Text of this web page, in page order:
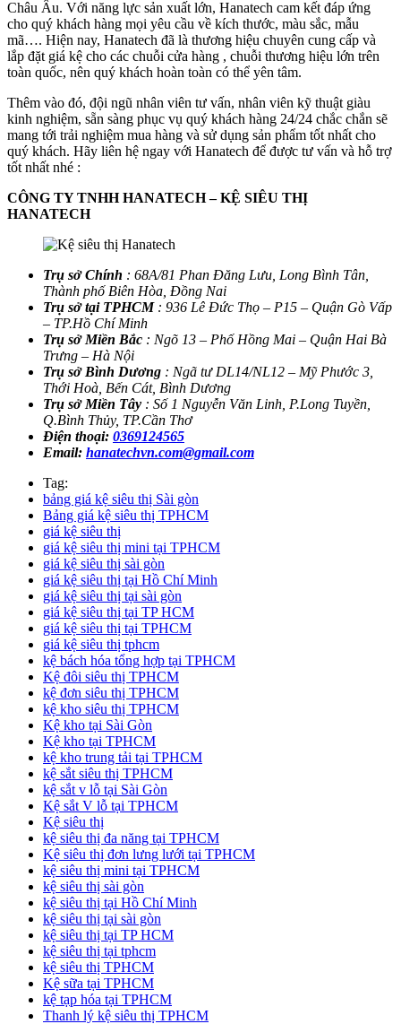
Châu Âu. Với năng lực sản xuất lớn, Hanatech cam kết đáp ứng
cho quý khách hàng mọi yêu cầu về kích thước, màu sắc, mẫu
mã…. Hiện nay, Hanatech đã là thương hiệu chuyên cung cấp và
lắp đặt giá kệ cho các chuỗi cửa hàng , chuỗi thương hiệu lớn trên
toàn quốc, nên quý khách hoàn toàn có thể yên tâm.
Thêm vào đó, đội ngũ nhân viên tư vấn, nhân viên kỹ thuật giàu
kinh nghiệm, sẵn sàng phục vụ quý khách hàng 24/24 chắc chắn sẽ
mang tới trải nghiệm mua hàng và sử dụng sản phẩm tốt nhất cho
quý khách. Hãy liên hệ ngay với Hanatech để được tư vấn và hỗ trợ
tốt nhất nhé :
CÔNG TY TNHH HANATECH – KỆ SIÊU THỊ
HANATECH
Trụ sở Chính : 68A/81 Phan Đăng Lưu, Long Bình Tân,
Thành phố Biên Hòa, Đồng Nai
Trụ sở tại TPHCM : 936 Lê Đức Thọ – P15 – Quận Gò Vấp
– TP.Hồ Chí Minh
Trụ sở Miền Bắc : Ngõ 13 – Phố Hồng Mai – Quận Hai Bà
Trưng – Hà Nội
Trụ sở Bình Dương : Ngã tư DL14/NL12 – Mỹ Phước 3,
Thới Hoà, Bến Cát, Bình Dương
Trụ sở Miền Tây : Số 1 Nguyễn Văn Linh, P.Long Tuyền,
Q.Bình Thủy, TP.Cần Thơ
Điện thoại: 0369124565
Email: hanatechvn.com@gmail.com
Tag:
bảng giá kệ siêu thị Sài gòn
Bảng giá kệ siêu thị TPHCM
giá kệ siêu thị
giá kệ siêu thị mini tại TPHCM
giá kệ siêu thị sài gòn
giá kệ siêu thị tại Hồ Chí Minh
giá kệ siêu thị tại sài gòn
giá kệ siêu thị tại TP HCM
giá kệ siêu thị tại TPHCM
giá kệ siêu thị tphcm
kệ bách hóa tổng hợp tại TPHCM
Kệ đôi siêu thị TPHCM
kệ đơn siêu thị TPHCM
kệ kho siêu thị TPHCM
Kệ kho tại Sài Gòn
Kệ kho tại TPHCM
kệ kho trung tải tại TPHCM
kệ sắt siêu thị TPHCM
kệ sắt v lỗ tại Sài Gòn
Kệ sắt V lỗ tại TPHCM
Kệ siêu thị
kệ siêu thị đa năng tại TPHCM
Kệ siêu thị đơn lưng lưới tại TPHCM
kệ siêu thị mini tại TPHCM
kệ siêu thị sài gòn
kệ siêu thị tại Hồ Chí Minh
kệ siêu thị tại sài gòn
kệ siêu thị tại TP HCM
kệ siêu thị tại tphcm
kệ siêu thị TPHCM
Kệ sữa tại TPHCM
kệ tạp hóa tại TPHCM
Thanh lý kệ siêu thị TPHCM